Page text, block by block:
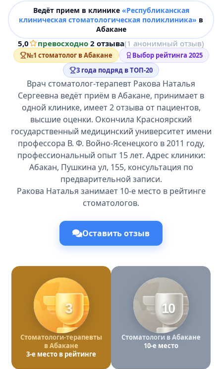
Ведёт прием в клинике «Республиканская
клиническая стоматологическая поликлиника» в
Абакане
5,0 превосходно·2 отзыва(1 анонимный отзыв)
№1 стоматолог в Абакане
Выбор рейтинга 2025
3 года подряд в ТОП-20
Врач стоматолог-терапевт Ракова Наталья
Сергеевна ведёт приём в Абакане, принимает в
одной клинике, имеет 2 отзыва от пациентов,
высшие оценки. Окончила Красноярский
государственный медицинский университет имени
профессора В. Ф. Войно-Ясенецкого в 2011 году,
профессиональный опыт 15 лет. Адрес клиники:
Абакан, Пушкина ул, 155, консультация по
предварительной записи.
Ракова Наталья занимает 10-е место в рейтинге
стоматологов.
Оставить отзыв
3
Стоматологи-терапевты
в Абакане
3-е место в рейтинге
10
Стоматологи в Абакане
10-е место